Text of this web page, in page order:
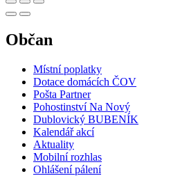
Občan
Místní poplatky
Dotace domácích ČOV
Pošta Partner
Pohostinství Na Nový
Dublovický BUBENÍK
Kalendář akcí
Aktuality
Mobilní rozhlas
Ohlášení pálení